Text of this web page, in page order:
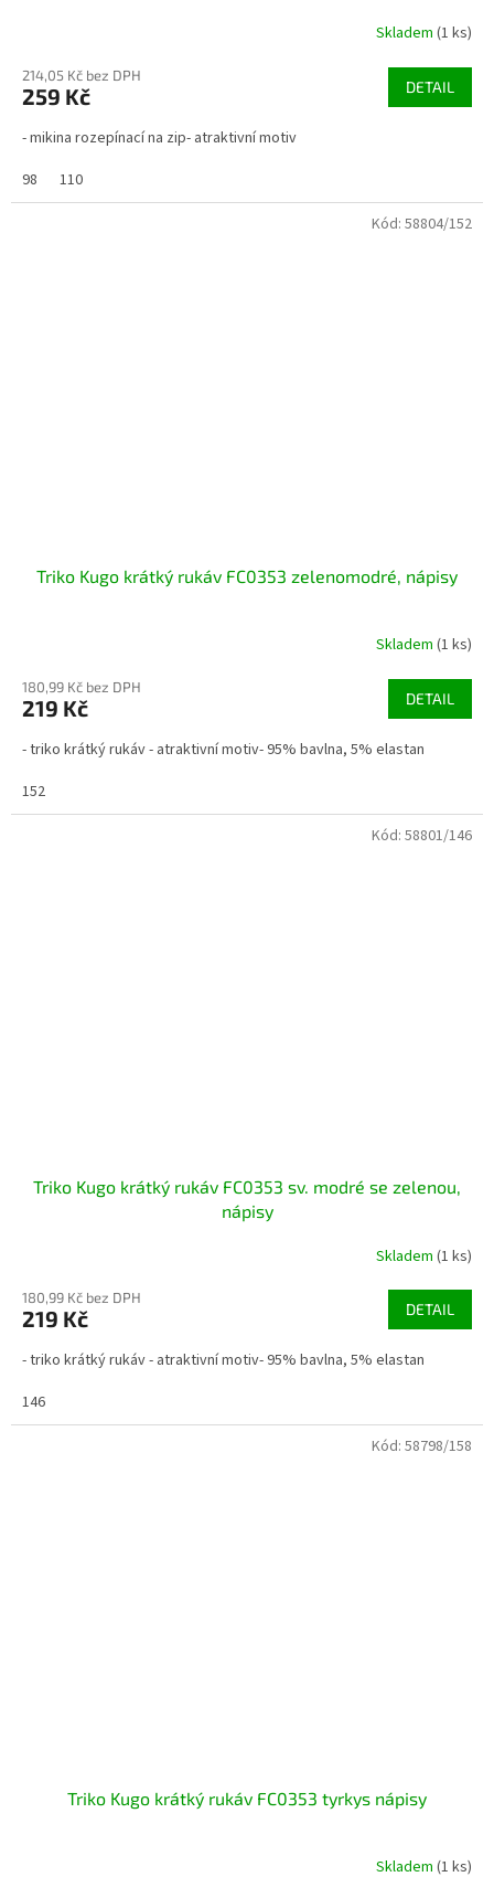
Skladem (1 ks)
214,05 Kč bez DPH
259 Kč DETAIL
- mikina rozepínací na zip- atraktivní motiv
98
110
Triko Kugo krátký rukáv FC0353 zelenomodré, nápisy
Skladem (1 ks)
180,99 Kč bez DPH
219 Kč DETAIL
- triko krátký rukáv - atraktivní motiv- 95% bavlna, 5% elastan
152
Kód: 58804/152
Triko Kugo krátký rukáv FC0353 sv. modré se zelenou,
nápisy
Skladem (1 ks)
180,99 Kč bez DPH
219 Kč DETAIL
- triko krátký rukáv - atraktivní motiv- 95% bavlna, 5% elastan
146
Kód: 58801/146
Triko Kugo krátký rukáv FC0353 tyrkys nápisy
Skladem (1 ks)
Kód: 58798/158